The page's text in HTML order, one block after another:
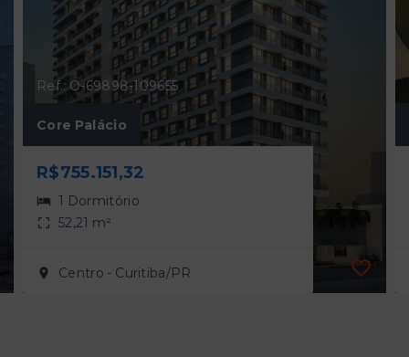
Ref.: O-69898-109655
Core Palácio
R$755.151,32
1 Dormitório
52,21 m²
Centro - Curitiba/PR